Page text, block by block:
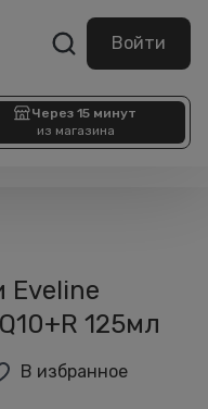
Войти
Через 15 минут
из магазина
Eveline
125мл
В избранное